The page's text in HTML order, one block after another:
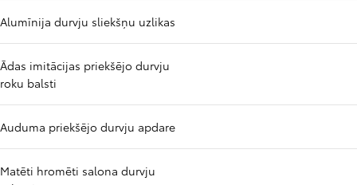
Alumīnija durvju sliekšņu uzlikas
Ādas imitācijas priekšējo durvju
roku balsti
Auduma priekšējo durvju apdare
Matēti hromēti salona durvju